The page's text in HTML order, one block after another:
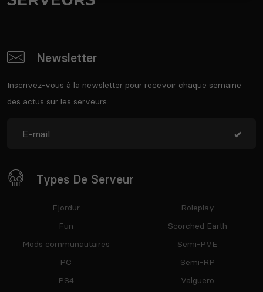
Newsletter
Inscrivez-vous à la newsletter pour recevoir chaque semaine
des actus sur les serveurs.
Types De Serveur
Fjordur
Fun
Mods communautaires
PC
PS4
Roleplay
Scorched Earth
Semi-PVE
Semi-RP
Valguero